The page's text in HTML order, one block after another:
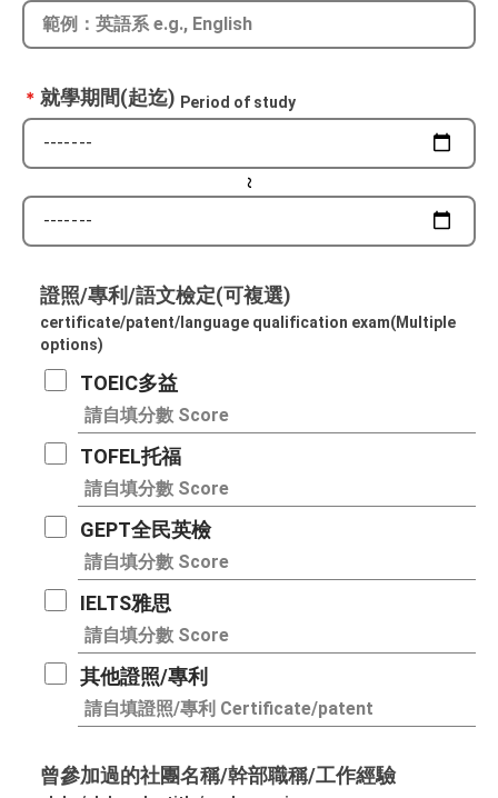
＊ 就學期間(起迄) Period of study
~
證照/專利/語文檢定​(可複選)
certificate/patent/language qualification exam(Multiple
options)
TOEIC多益
TOFEL托福
GEPT全民英檢
IELTS雅思
其他證照/專利
曾參加過的社團名稱/幹部職稱/工作經驗​